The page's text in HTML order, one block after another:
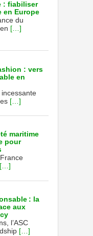
: fiabiliser
en Europe
du
[…]
: vers
en
incessante
[…]
maritime
pour
[…]
: la
aux
l’ASC
[…]